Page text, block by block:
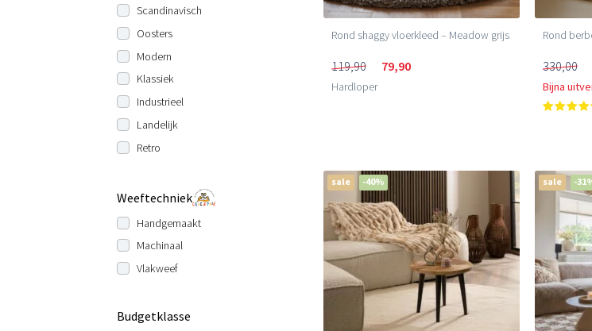
Scandinavisch
Oosters
Modern
Klassiek
Industrieel
Landelijk
Retro
Weeftechniek
Handgemaakt
Machinaal
Vlakweef
Budgetklasse
Rond shaggy vloerkleed – Meadow grijs
119,90 79,90
Hardloper
Rond
330,00
Bijna
sale -40% sale -